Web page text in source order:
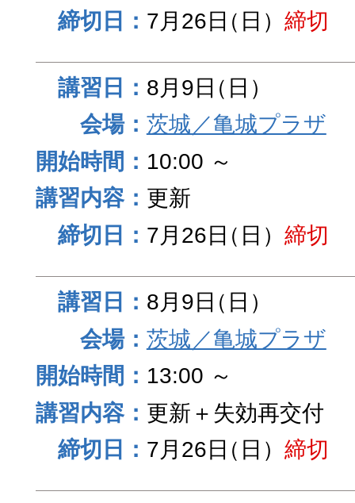
7月26日（日） 締切
8月9日（日）
茨城／亀城プラザ
10:00 ～
更新
7月26日（日） 締切
8月9日（日）
茨城／亀城プラザ
13:00 ～
更新＋失効再交付
7月26日（日） 締切